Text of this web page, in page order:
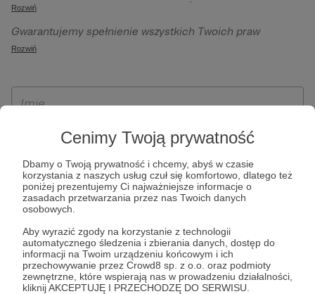
Cenimy Twoją prywatność
Dbamy o Twoją prywatność i chcemy, abyś w czasie
korzystania z naszych usług czuł się komfortowo, dlatego też
poniżej prezentujemy Ci najważniejsze informacje o
zasadach przetwarzania przez nas Twoich danych
osobowych.
Aby wyrazić zgody na korzystanie z technologii
automatycznego śledzenia i zbierania danych, dostęp do
informacji na Twoim urządzeniu końcowym i ich
przechowywanie przez Crowd8 sp. z o.o. oraz podmioty
zewnętrzne, które wspierają nas w prowadzeniu działalności,
kliknij AKCEPTUJĘ I PRZECHODZĘ DO SERWISU.
sp. z o.o. z siedziba w Warszawie, ul. Żwirki i Wigury 16, 02-
092 Warszawa. Twoje dane osobowe będą przetwarzane w
szczególności w celu wykonania umowy zawartej z Tobą, w
Patronite.pl, w tym możliwości dokonywania oraz
otrzymywania wsparcia na naszej platformie oraz
Rozwiń
Gwarantujemy spełnienie wszystkich Twoich praw
wynikających z ogólnego rozporządzenia o ochronie
ich przenoszenia, niepodlegania zautomatyzowanemu
wyrażenia sprzeciwu wobec przetwarzania Twoich danych
osobowych. Rejestracja dla osób niepełnoletnich możliwa
jest po przekazaniu podpisanego formularza "Zgodna na
założenie konta przez osobę niepełnoletnią", formularz
dostępny jest na stronie regulaminu Patronite.pl.
Rozwiń